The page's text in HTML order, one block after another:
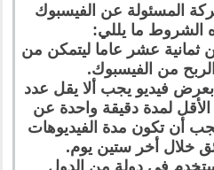
المسئولة عن الفيسبوك
ما يللي:
ثمانية عشر عاما ليتمكن من
من الفيسبوك.
فيديو يجب ألا يقل عدد
الأقل لمدة دقيقة واحدة عن
أن تكون مدة الفيديوهات
خلال أخر ستين يوم.
في دولة من الدول